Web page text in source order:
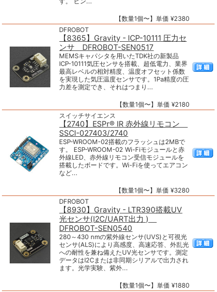
【数量1個〜】単価 ¥2380
DFROBOT
【8365】Gravity - ICP-10111 圧力セ
ンサ DFROBOT-SEN0517
MEMSキャパシタを用いたTDK社の新製品
ICP-10111気圧センサを搭載、超低電力、業界
最高レベルの相対精度、温度オフセット係数
を実現した気圧温度センサです。1Pa精度の圧
力差を測定でき、それはつまり...
【数量1個〜】単価 ¥2180
スイッチサイエンス
【2740】ESPr® IR 赤外線リモコン
SSCI-027403/2740
ESP-WROOM-02搭載のフラッシュは2MBで
す。 ESP-WROOM-02 Wi-Fiモジュールと赤
外線LED、赤外線リモコン受信モジュールを
搭載したボードです。Wi-Fiを使ってエアコン
など...
【数量1個〜】単価 ¥3280
DFROBOT
【8930】Gravity - LTR390搭載UV
光センサ(I2C/UART出力 )
DFROBOT-SEN0540
280～430 nmの紫外線センサ(UVS)と可視光
センサ(ALS)により高感度、高速応答、外乱光
への耐性を兼ね備えたUV光センサです。測定
データはI2Cまたは非同期シリアルで出力され
ます。光学実験、紫外...
【数量1個〜】単価 ¥1880